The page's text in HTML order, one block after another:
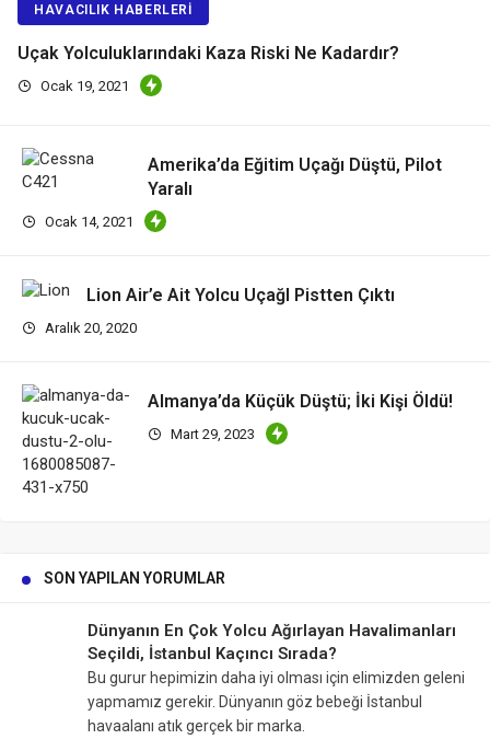
HAVACILIK HABERLERI
Uçak Yolculuklarındaki Kaza Riski Ne Kadardır?
Ocak 19, 2021
Amerika’da Eğitim Uçağı Düştü, Pilot
Yaralı
Ocak 14, 2021
Lion Air’e Ait Yolcu UçağI Pistten Çıktı
Aralık 20, 2020
Almanya’da Küçük Düştü; İki Kişi Öldü!
Mart 29, 2023
SON YAPILAN YORUMLAR
Dünyanın En Çok Yolcu Ağırlayan Havalimanları
Seçildi, İstanbul Kaçıncı Sırada?
Bu gurur hepimizin daha iyi olması için elimizden geleni
yapmamız gerekir. Dünyanın göz bebeği İstanbul
havaalanı atık gerçek bir marka.